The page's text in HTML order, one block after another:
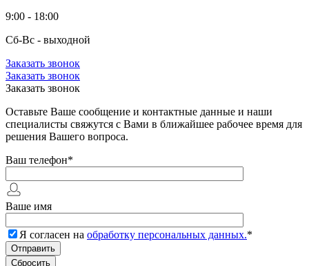
9:00 - 18:00
Сб-Вс - выходной
Заказать звонок
Заказать звонок
Заказать звонок
Оставьте Ваше сообщение и контактные данные и наши
специалисты свяжутся с Вами в ближайшее рабочее время для
решения Вашего вопроса.
Ваш телефон*
Ваше имя
Я согласен на обработку персональных данных.*